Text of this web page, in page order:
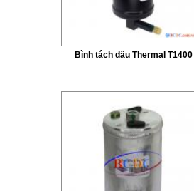
Bình tách dầu Thermal T1400